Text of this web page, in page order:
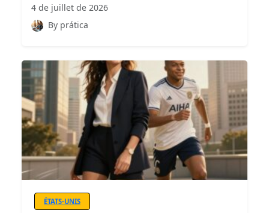
4 de juillet de 2026
By prática
ÉTATS-UNIS